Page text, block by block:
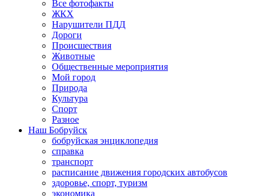
Все фотофакты
ЖКХ
Нарушители ПДД
Дороги
Происшествия
Животные
Общественные мероприятия
Мой город
Природа
Культура
Спорт
Разное
Наш Бобруйск
бобруйская энциклопедия
справка
транспорт
расписание движения городских автобусов
здоровье, спорт, туризм
экономика